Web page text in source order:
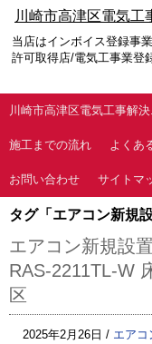
川崎市高津区電気工
当店はインボイス登録事
許可取得店/電気工事業登
川崎市高津区電気工事解
施工までの流れ よくあ
お問い合わせ サイトマ
タグ「エアコン新規
エアコン新規設
RAS-2211TL-W
区
2025年2月26日 / エアコ